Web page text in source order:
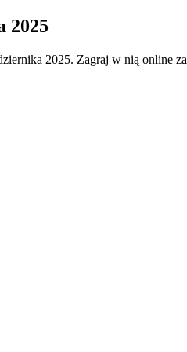
2025
2025. Zagraj w nią online